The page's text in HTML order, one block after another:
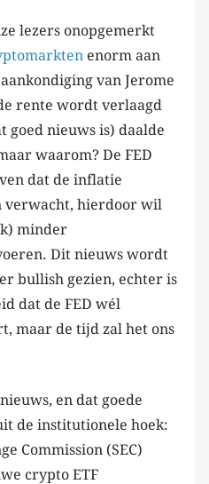
lezers onopgemerkt
enorm aan
van Jerome
rente wordt verlaagd
goed nieuws is) daalde
waarom? De FED
dat de inflatie
hierdoor wil
minder
Dit nieuws wordt
bullish gezien, echter is
dat de FED wél
maar de tijd zal het ons
en dat goede
de institutionele hoek:
Commission (SEC)
crypto ETF